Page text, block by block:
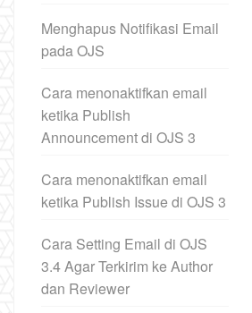
Menghapus Notifikasi Email
pada OJS
Cara menonaktifkan email
ketika Publish
Announcement di OJS 3
Cara menonaktifkan email
ketika Publish Issue di OJS 3
Cara Setting Email di OJS
3.4 Agar Terkirim ke Author
dan Reviewer